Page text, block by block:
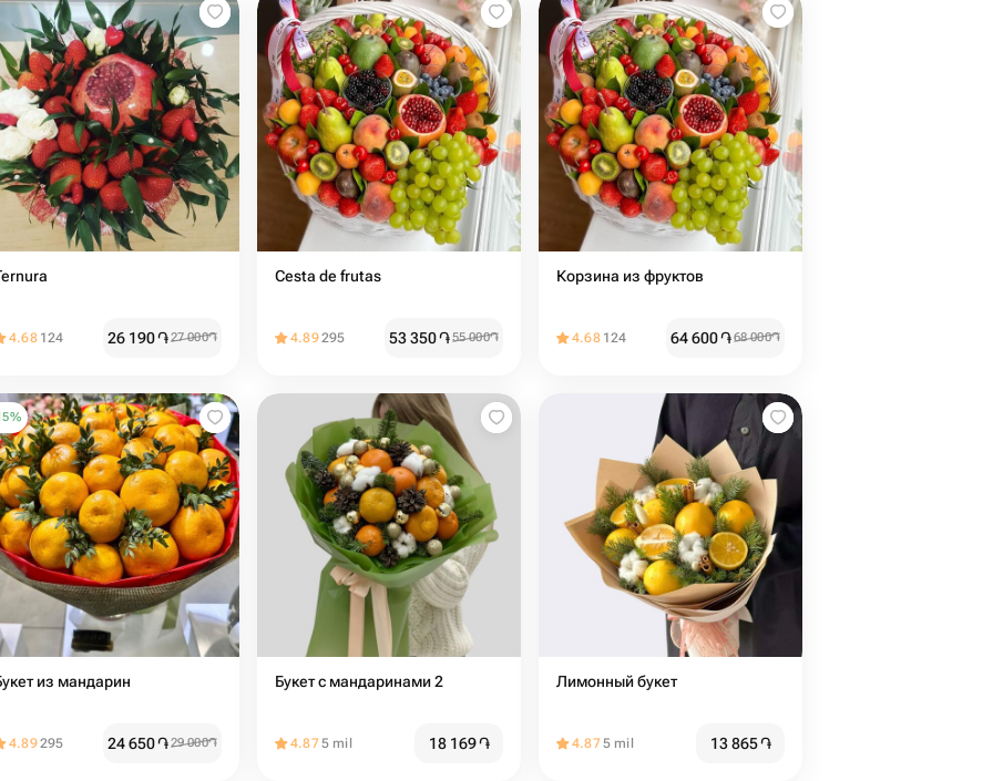
4.68 124 26 190֏27 000֏
Cesta de frutas
4.89295 53 350֏55 000֏
Корзина из фруктов
4.68 124 64 600֏68 000֏
%
из мандарин
4.89295 24 650֏29 000֏
Букет с мандаринами 2
4.875 mil 18 169֏
Лимонный букет
4.875 mil 13 865֏